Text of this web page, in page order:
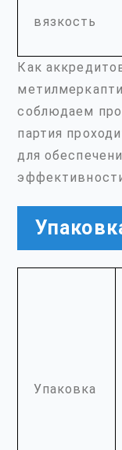
вязкость
Как
соблюдаем
партия
для
Упаковка